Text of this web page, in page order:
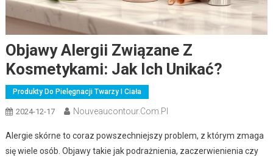
Objawy Alergii Związane Z
Kosmetykami: Jak Ich Unikać?
Produkty Do Pielęgnacji Twarzy I Ciała
2024-12-17 Nouveaucontour.com.pl
Alergie skórne to coraz powszechniejszy problem, z którym zmaga
się wiele osób. Objawy takie jak podrażnienia, zaczerwienienia czy